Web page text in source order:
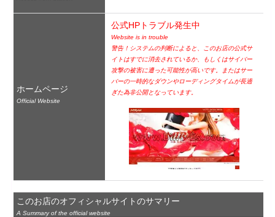
ホームページ
Official Website
公式HPトラブル発生中
Website is in trouble
警告！システムの判断によると、このお店の公式サ
イトはすでに消去されているか、もしくはサイバー
攻撃の被害に遭った可能性が高いです。またはサー
バーの一時的なダウンやローディングタイムが長過
ぎた為非公開となっています。
このお店のオフィシャルサイトのサマリー
A Summary of the official website